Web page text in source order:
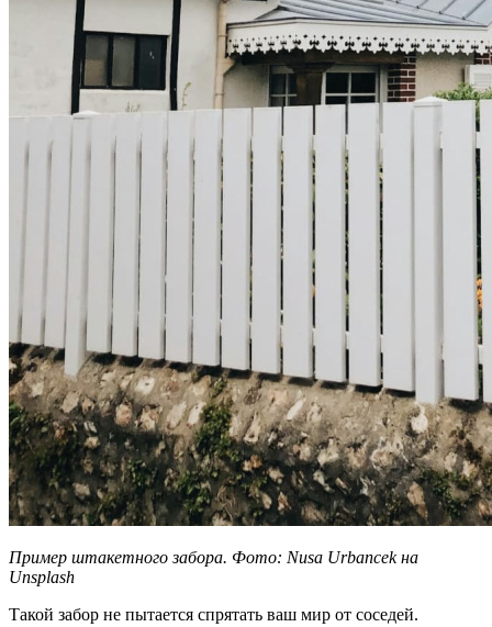
Пример штакетного забора. Фото: Nusa Urbancek на
Unsplash
Такой забор не пытается спрятать ваш мир от соседей.